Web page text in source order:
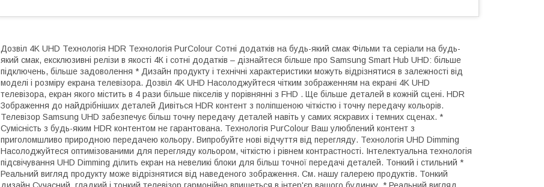
Дозвіл 4K UHD Технологія HDR Технологія PurColour Сотні додатків на будь-який смак Фільми та серіали на будь-
який смак, ексклюзивні релізи в якості 4К і сотні додатків – дізнайтеся більше про Samsung Smart Hub UHD: більше
підключень, більше задоволення * Дизайн продукту і технічні характеристики можуть відрізнятися в залежності від
моделі і розміру екрана телевізора. Дозвіл 4K UHD Насолоджуйтеся чітким зображенням на екрані 4K UHD
телевізора, екран якого містить в 4 рази більше пікселів у порівнянні з FHD . Ще більше деталей в кожній сцені. HDR
Зображення до найдрібніших деталей Дивіться HDR контент з поліпшеною чіткістю і точну передачу кольорів.
Телевізор Samsung UHD забезпечує більш точну передачу деталей навіть у самих яскравих і темних сценах. *
Сумісність з будь-яким HDR контентом не гарантована. Технологія PurColour Ваш улюблений контент з
приголомшливо природною передачею кольору. Випробуйте нові відчуття від перегляду. Технологія UHD Dimming
Насолоджуйтеся оптимізованими для перегляду кольором, чіткістю і рівнем контрастності. Інтелектуальна технологія
підсвічування UHD Dimming ділить екран на невеликі блоки для більш точної передачі деталей. Тонкий і стильний *
Реальний вигляд продукту може відрізнятися від наведеного зображення. См. нашу галерею продуктів. Тонкий
дизайн Сучасний, гладкий і тонкий телевізор гармонійно впишеться в інтер'єр вашого будинку. * Реальний вигляд